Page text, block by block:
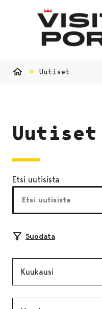
Uutiset
Uutiset
Etsi uutisista
Suodata